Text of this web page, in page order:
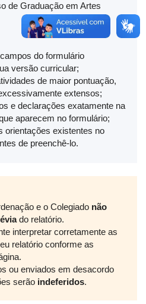
de Graduação em Artes
do formulário
versão curricular;
de maior pontuação,
extensos;
e declarações exatamente na
aparecem no formulário;
orientações existentes no
de preenchê-lo.
e o Colegiado não
do relatório.
interpretar corretamente as
relatório conforme as
ou enviados em desacordo
serão indeferidos.